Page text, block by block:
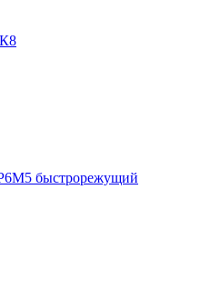
быстрорежущий